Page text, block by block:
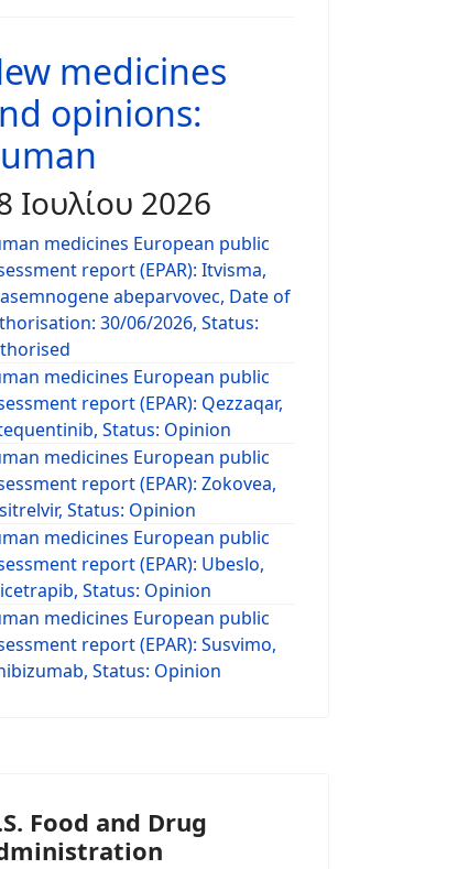
medicines
opinions:
Ιουλίου 2026
medicines European public
report (EPAR): Itvisma,
abeparvovec, Date of
30/06/2026, Status:
medicines European public
report (EPAR): Qezzaqar,
Status: Opinion
medicines European public
report (EPAR): Zokovea,
Status: Opinion
medicines European public
report (EPAR): Ubeslo,
Status: Opinion
medicines European public
report (EPAR): Susvimo,
Status: Opinion
Food and Drug